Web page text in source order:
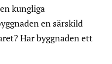
kungliga
en särskild
Har byggnaden ett